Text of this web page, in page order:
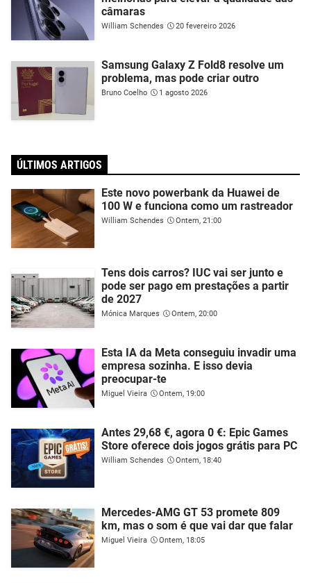
câmaras
William Schendes 20 fevereiro 2026
Samsung Galaxy Z Fold8 resolve um
problema, mas pode criar outro
Bruno Coelho 1 agosto 2026
ÚLTIMOS ARTIGOS
Este novo powerbank da Huawei de
100 W e funciona como um rastreador
William Schendes Ontem, 21:00
Tens dois carros? IUC vai ser junto e
pode ser pago em prestações a partir
de 2027
Mónica Marques Ontem, 20:00
Esta IA da Meta conseguiu invadir uma
empresa sozinha. E isso devia
preocupar-te
Miguel Vieira Ontem, 19:00
Antes 29,68 €, agora 0 €: Epic Games
Store oferece dois jogos grátis para PC
William Schendes Ontem, 18:40
Mercedes-AMG GT 53 promete 809
km, mas o som é que vai dar que falar
Miguel Vieira Ontem, 18:05